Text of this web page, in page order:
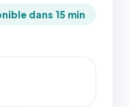
dans 15 min